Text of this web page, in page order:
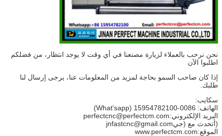
نحن نرحب بالعملاء لزيارة مصنعنا في أي وقت لا يوجد انتظار، من فضلكم
اطلبوا الآن
إذا كان صاحب السمو بحاجة لمزيد من المعلومات عنا، يرجى إرسال لنا
طلبك.
سكايب:
الهاتف: 0086-15954782100 (What'sapp)
البريد الإلكتروني:perfectcnc@perfectcm.com
(أتحدث مع (جيjnfastcnc@gmail.com
الموقع:www.perfectcm.com